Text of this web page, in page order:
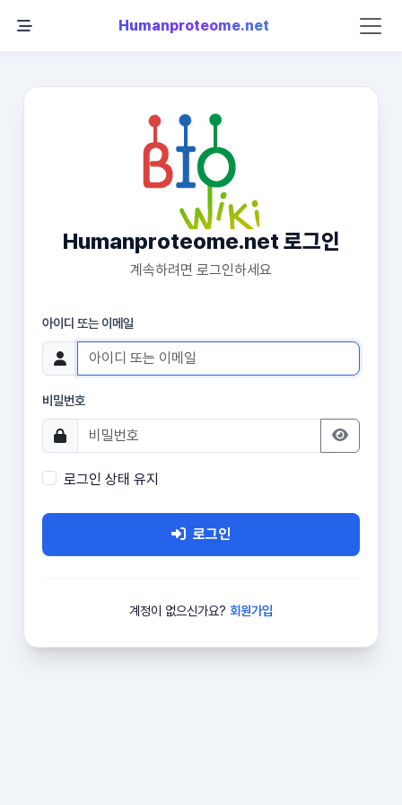
Humanproteome.net
Humanproteome.net 로그인
계속하려면 로그인하세요
아이디 또는 이메일
비밀번호
로그인 상태 유지
로그인
계정이 없으신가요? 회원가입